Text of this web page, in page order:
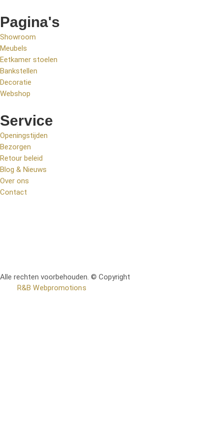
Pagina's
Showroom
Meubels
Eetkamer stoelen
Bankstellen
Decoratie
Webshop
Service
Openingstijden
Bezorgen
Retour beleid
Blog & Nieuws
Over ons
Contact
Alle rechten voorbehouden. © Copyright
R&B Webpromotions